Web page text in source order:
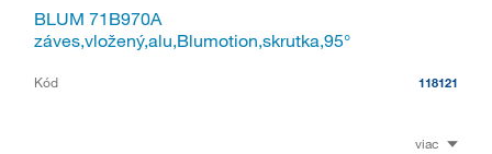
BLUM 71B970A
záves,vložený,alu,Blumotion,skrutka,95°
Kód 118121
viac